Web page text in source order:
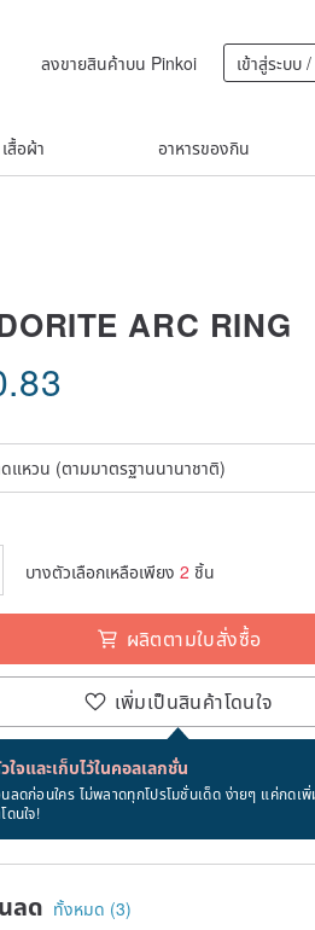
ลงขายสินค้าบน Pinkoi เข้าสู่ระบบ
เสื้อผ้า อาหารของกิน
ARC RING
บางตัวเลือกเหลือเพียง 2 ชิ้น
ผลิตตามใบสั่งซื้อ
เพิ่มเป็นสินค้าโดนใจ
ใจและเก็บไว้ในคอลเลกชั่น
ลดก่อนใคร ไม่พลาดทุกโปรโมชั่นเด็ด ง่ายๆ แค่กดเพิ่
ดนใจ!
ละส่ง eCard ฟรีเมื่อซื้อสินค้า!
ลิตตามใบสั่งซื้อ" หลังจากที่ชำระเงินถึงวันที่
นทางการในการผลิตสินค้า (ไม่รวมวันหยุด)
ลด ทั้งหมด (3)